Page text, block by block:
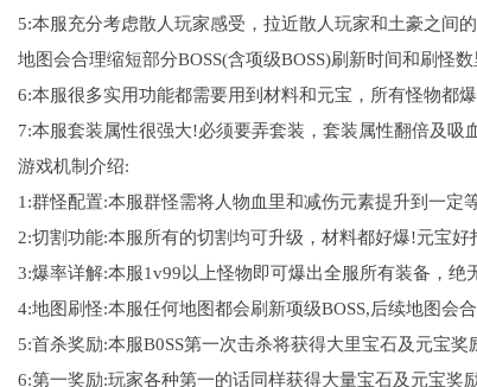
5:本服充分考虑散人玩家感受，拉近散人玩家和土豪之间
地图会合理缩短部分BOSS(含项级BOSS)刷新时间和刷怪数
6:本服很多实用功能都需要用到材料和元宝，所有怪物都
7:本服套装属性很强大!必须要弄套装，套装属性翻倍及吸
游戏机制介绍:
1:群怪配置:本服群怪需将人物血里和减伤元素提升到一定
2:切割功能:本服所有的切割均可升级，材料都好爆!元宝好
3:爆率详解:本服1v99以上怪物即可爆出全服所有装备，绝
4:地图刷怪:本服任何地图都会刷新项级BOSS,后续地图会
5:首杀奖励:本服B0SS第一次击杀将获得大里宝石及元宝奖
6:第一奖励:玩家各种第一的话同样获得大量宝石及元宝奖励